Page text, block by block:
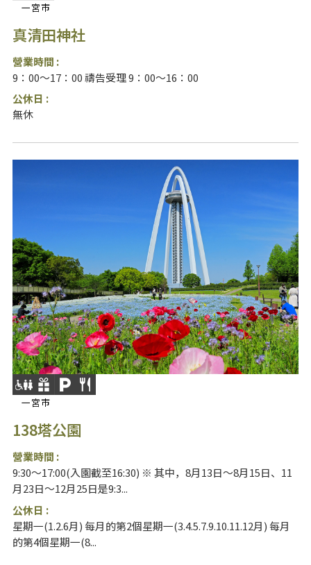
一宮市
真清田神社
營業時間 :
9：00～17：00 禱告受理 9：00～16：00
公休日 :
無休
一宮市
138塔公園
營業時間 :
9:30～17:00(入園截至16:30) ※ 其中，8月13日～8月15日、11
月23日～12月25日是9:3...
公休日 :
星期一(1.2.6月) 每月的第2個星期一(3.4.5.7.9.10.11.12月) 每月
的第4個星期一(8...